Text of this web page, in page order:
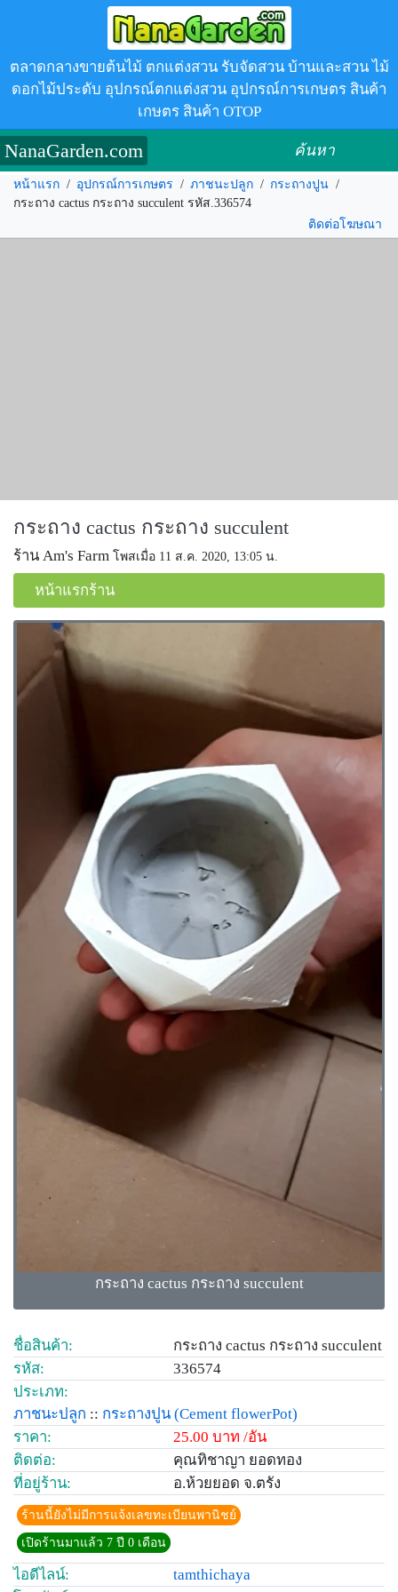
ตลาดกลางขายต้นไม้ ตกแต่งสวน รับจัดสวน บ้านและสวน ไม้
ดอกไม้ประดับ อุปกรณ์ตกแต่งสวน อุปกรณ์การเกษตร สินค้า
เกษตร สินค้า OTOP
NanaGarden.com ค้นหา
หน้าแรก / อุปกรณ์การเกษตร / ภาชนะปลูก / กระถางปูน /
กระถาง cactus กระถาง succulent รหัส.336574
ติดต่อโฆษณา
กระถาง cactus กระถาง succulent
ร้าน Am's Farm โพสเมื่อ 11 ส.ค. 2020, 13:05 น.
หน้าแรกร้าน
กระถาง cactus กระถาง succulent
ชื่อสินค้า:
กระถาง cactus กระถาง succulent
รหัส:
336574
ประเภท:
ภาชนะปลูก :: กระถางปูน (Cement flowerPot)
ราคา:
25.00 บาท /อัน
ติดต่อ:
คุณทิชาญา ยอดทอง
ที่อยู่ร้าน:
อ.ห้วยยอด จ.ตรัง
ร้านนี้ยังไม่มีการแจ้งเลขทะเบียนพานิชย์
เปิดร้านมาแล้ว 7 ปี 0 เดือน
ไอดีไลน์:
tamthichaya